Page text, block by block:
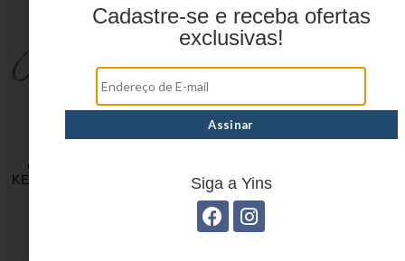
CARTEIRA FEMININA
KELLY EM POLIURETANO
LÍVIA EM POLIURETANO
Cadastre-se e receba ofertas
exclusivas!
Siga a Yins